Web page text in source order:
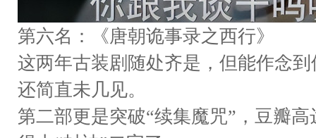
第六名：《唐朝诡事录之西行》
这两年古装剧随处齐是，但能作念
还简直未几见。
第二部更是突破“续集魔咒”，豆瓣